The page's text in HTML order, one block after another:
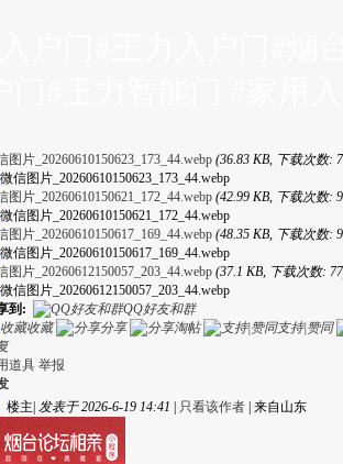
图片_20260610150623_173_44.webp (36.83 KB, 下载次数:
图片_20260610150621_172_44.webp (42.99 KB, 下载次数:
图片_20260610150617_169_44.webp (48.35 KB, 下载次数:
图片_20260612150057_203_44.webp (37.1 KB, 下载次数:
到:
QQ好友和群
收藏
分享 淘帖
支持|赞同
道具 举报
楼主 发表于 2026-6-19 14:41 只看该作者 来自山东